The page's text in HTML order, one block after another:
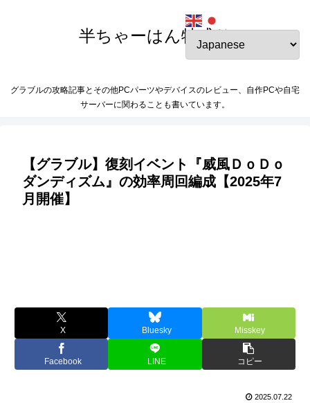
半ちゃーはん特盛り
グラブルの攻略記事とその他PCパーツやデバイスのレビュー、自作PCや自宅
サーバーに関わることも書いています。
【グラブル】復刻イベント『威風ＤｏＤｏ
ダンディズム』の効率周回編成【2025年7
月開催】
X Bluesky Misskey
Facebook LINE コピー
2025.07.22